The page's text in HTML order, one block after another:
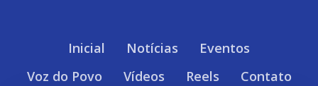
Inicial Notícias
Eventos
Voz do Povo
Vídeos Reels Contato